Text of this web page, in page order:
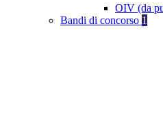
OIV (da
Bandi di concorso 1